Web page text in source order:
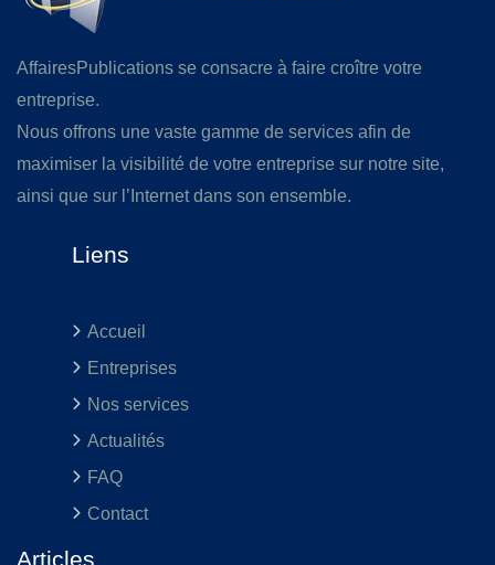
AffairesPublications se consacre à faire croître votre
entreprise.
Nous offrons une vaste gamme de services afin de
maximiser la visibilité de votre entreprise sur notre site,
ainsi que sur l’Internet dans son ensemble.
Liens
Accueil
Entreprises
Nos services
Actualités
FAQ
Contact
Articles